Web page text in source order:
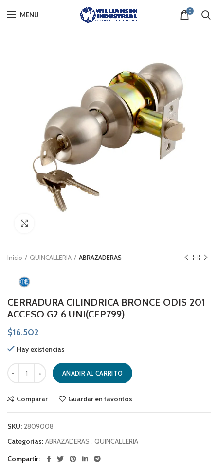
MENU 0
Inicio QUINCALLERIA ABRAZADERAS
CERRADURA CILINDRICA BRONCE ODIS 201
ACCESO G2 6 UNI(CEP799)
$16.502
Hay existencias
CERRADURA CILINDRICA BRONCE ODIS 201 ACCESO G2 6
AÑADIR AL CARRITO
Comparar Guardar en favoritos
SKU: 2809008
Categorías: ABRAZADERAS, QUINCALLERIA
Compartir